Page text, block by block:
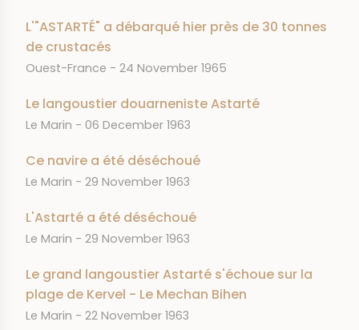
L'"ASTARTÉ" a débarqué hier près de 30 tonnes
de crustacés
JOURNAL
Ouest-France DATE
24 November 1965
Le langoustier douarneniste Astarté
JOURNAL
Le Marin DATE
06 December 1963
Ce navire a été déséchoué
JOURNAL
Le Marin DATE
29 November 1963
L'Astarté a été déséchoué
JOURNAL
Le Marin DATE
29 November 1963
Le grand langoustier Astarté s'échoue sur la
plage de Kervel - Le Mechan Bihen
JOURNAL
Le Marin DATE
22 November 1963